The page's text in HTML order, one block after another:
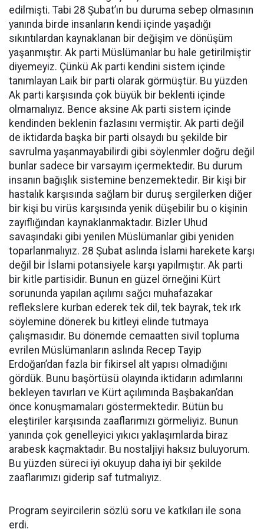
edilmişti. Tabi 28 Şubat’ın bu duruma sebep olmasının
yanında birde insanların kendi içinde yaşadığı
sıkıntılardan kaynaklanan bir değişim ve dönüşüm
yaşanmıştır. Ak parti Müslümanlar bu hale getirilmiştir
diyemeyiz. Çünkü Ak parti kendini sistem içinde
tanımlayan Laik bir parti olarak görmüştür. Bu yüzden
Ak parti karşısında çok büyük bir beklenti içinde
olmamalıyız. Bence aksine Ak parti sistem içinde
kendinden beklenin fazlasını vermiştir. Ak parti değil
de iktidarda başka bir parti olsaydı bu şekilde bir
savrulma yaşanmayabilirdi gibi söylenmler doğru değil
bunlar sadece bir varsayım içermektedir. Bu durum
insanın bağışlık sistemine benzemektedir. Bir kişi bir
hastalık karşısında sağlam bir duruş sergilerken diğer
bir kişi bu virüs karşısında yenik düşebilir bu o kişinin
zayıflığından kaynaklanmaktadır. Bizler Uhud
savaşındaki gibi yenilen Müslümanlar gibi yeniden
toparlanmalıyız. 28 Şubat aslında İslami harekete karşı
değil bir İslami potansiyele karşı yapılmıştır. Ak parti
bir kitle partisidir. Bunun en güzel örneğini Kürt
sorununda yapılan açılımı sağcı muhafazakar
reflekslere kurban ederek tek dil, tek bayrak, tek ırk
söylemine dönerek bu kitleyi elinde tutmaya
çalışmasıdır. Bu dönemde cemaatten sivil topluma
evrilen Müslümanların aslında Recep Tayip
Erdoğan’dan fazla bir fikirsel alt yapısı olmadığını
gördük. Bunu başörtüsü olayında iktidarın adımlarını
bekleyen tavırları ve Kürt açılımında Başbakan’dan
önce konuşmamaları göstermektedir. Bütün bu
eleştiriler karşısında zaaflarımızı görmeliyiz. Bunun
yanında çok genelleyici yıkıcı yaklaşımlarda biraz
arabesk kaçmaktadır. Bu nostaljiyi haksız buluyorum.
Bu yüzden süreci iyi okuyup daha iyi bir şekilde
zaaflarımızı giderip saf tutmalıyız.
Program seyircilerin sözlü soru ve katkıları ile sona
erdi.